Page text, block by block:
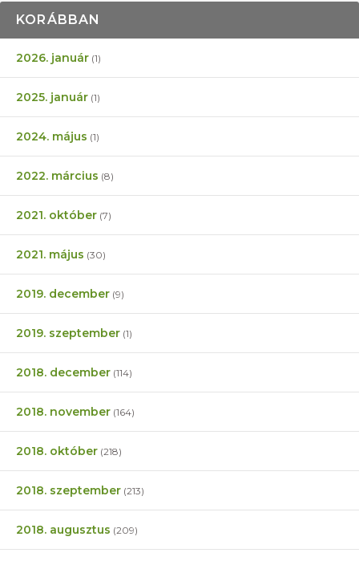
KORÁBBAN
2026. január (1)
2025. január (1)
2024. május (1)
2022. március (8)
2021. október (7)
2021. május (30)
2019. december (9)
2019. szeptember (1)
2018. december (114)
2018. november (164)
2018. október (218)
2018. szeptember (213)
2018. augusztus (209)